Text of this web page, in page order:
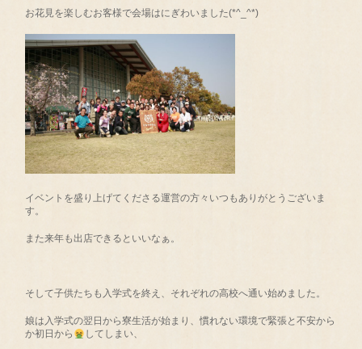
お花見を楽しむお客様で会場はにぎわいました(*^_^*)
イベントを盛り上げてくださる運営の方々いつもありがとうございま
す。
また来年も出店できるといいなぁ。
そして子供たちも入学式を終え、それぞれの高校へ通い始めました。
娘は入学式の翌日から寮生活が始まり、慣れない環境で緊張と不安から
か初日から
してしまい、